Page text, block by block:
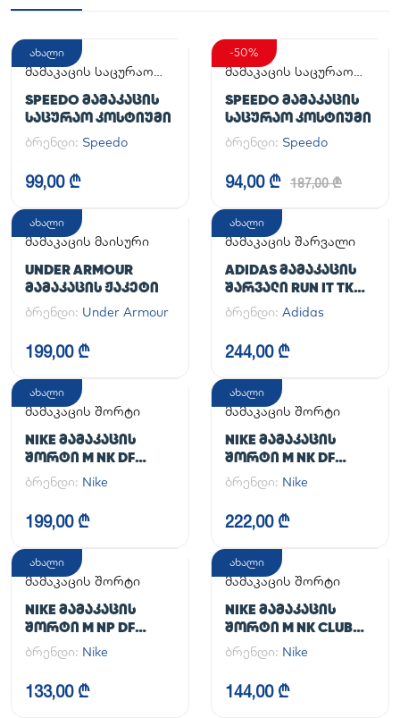
ახალი
მამაკაცის საცურაო
SPEEDO ᲛᲐᲛᲐᲙᲐᲪᲘᲡ
ᲡᲐᲪᲣᲠᲐᲝ ᲙᲝᲡᲢᲘᲣᲛᲘ
ბრენდი: Speedo
99,00 ₾
-50%
მამაკაცის საცურაო
SPEEDO ᲛᲐᲛᲐᲙᲐᲪᲘᲡ
ᲡᲐᲪᲣᲠᲐᲝ ᲙᲝᲡᲢᲘᲣᲛᲘ
ბრენდი: Speedo
94,00 ₾ 187,00 ₾
ახალი
მამაკაცის მაისური
UNDER ARMOUR
ᲛᲐᲛᲐᲙᲐᲪᲘᲡ ᲟᲐᲙᲔᲢᲘ
ბრენდი: Under Armour
199,00 ₾
ახალი
მამაკაცის შარვალი
ADIDAS ᲛᲐᲛᲐᲙᲐᲪᲘᲡ
ᲨᲐᲠᲕᲐᲚᲘ RUN IT TKO
PANT
ბრენდი: Adidas
244,00 ₾
ახალი
მამაკაცის შორტი
NIKE ᲛᲐᲛᲐᲙᲐᲪᲘᲡ
ᲨᲝᲠᲢᲘ M NK DF
UNLIMITED WVN 7IN
ბრენდი: Nike
199,00 ₾
ახალი
მამაკაცის შორტი
NIKE ᲛᲐᲛᲐᲙᲐᲪᲘᲡ
ᲨᲝᲠᲢᲘ M NK DF
UNLIMITED WVN 7IN
2IN1
ბრენდი: Nike
222,00 ₾
ახალი
მამაკაცის შორტი
NIKE ᲛᲐᲛᲐᲙᲐᲪᲘᲡ
ᲨᲝᲠᲢᲘ M NP DF
LONG SHORT
ბრენდი: Nike
133,00 ₾
ახალი
მამაკაცის შორტი
NIKE ᲛᲐᲛᲐᲙᲐᲪᲘᲡ
ᲨᲝᲠᲢᲘ M NK CLUB
FLOW SHORT
ბრენდი: Nike
144,00 ₾